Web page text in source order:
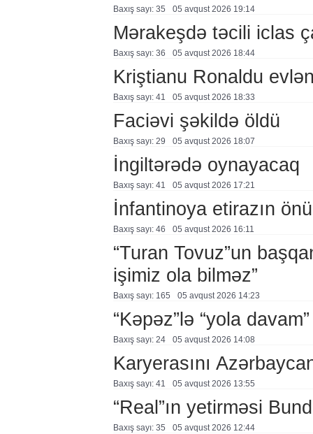
Baxış sayı: 35 05 avqust 2026 19:14
Mərakeşdə təcili iclas
Baxış sayı: 36 05 avqust 2026 18:44
Kriştianu Ronaldu
Baxış sayı: 41 05 avqust 2026 18:33
Faciəvi şəkildə öldü
Baxış sayı: 29 05 avqust 2026 18:07
İngiltərədə oynayacaq
Baxış sayı: 41 05 avqust 2026 17:21
İnfantinoya etirazın
Baxış sayı: 46 05 avqust 2026 16:11
“Turan Tovuz”un
işimiz ola bilməz”
Baxış sayı: 165 05 avqust 2026 14:23
“Kəpəz”lə “yola
Baxış sayı: 24 05 avqust 2026 14:08
Karyerasını
Baxış sayı: 41 05 avqust 2026 13:55
“Real”ın yetirməsi
Baxış sayı: 35 05 avqust 2026 12:44